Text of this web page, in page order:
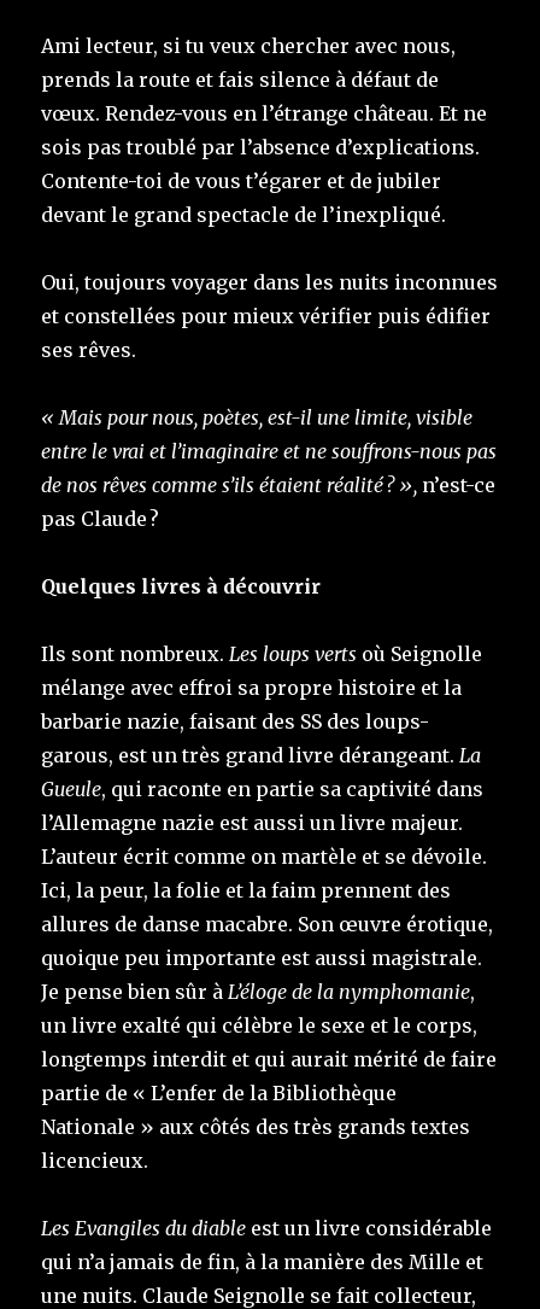
Ami lecteur, si tu veux chercher avec nous,
prends la route et fais silence à défaut de
vœux. Rendez-vous en l’étrange château. Et ne
sois pas troublé par l’absence d’explications.
Contente-toi de vous t’égarer et de jubiler
devant le grand spectacle de l’inexpliqué.
Oui, toujours voyager dans les nuits inconnues
et constellées pour mieux vérifier puis édifier
ses rêves.
« Mais pour nous, poètes, est-il une limite, visible
entre le vrai et l’imaginaire et ne souffrons-nous pas
de nos rêves comme s’ils étaient réalité ? », n’est-ce
pas Claude ?
Quelques livres à découvrir
Ils sont nombreux. Les loups verts où Seignolle
mélange avec effroi sa propre histoire et la
barbarie nazie, faisant des SS des loups-
garous, est un très grand livre dérangeant. La
Gueule, qui raconte en partie sa captivité dans
l’Allemagne nazie est aussi un livre majeur.
L’auteur écrit comme on martèle et se dévoile.
Ici, la peur, la folie et la faim prennent des
allures de danse macabre. Son œuvre érotique,
quoique peu importante est aussi magistrale.
Je pense bien sûr à L’éloge de la nymphomanie,
un livre exalté qui célèbre le sexe et le corps,
longtemps interdit et qui aurait mérité de faire
partie de « L’enfer de la Bibliothèque
Nationale » aux côtés des très grands textes
licencieux.
Les Evangiles du diable est un livre considérable
qui n’a jamais de fin, à la manière des Mille et
une nuits. Claude Seignolle se fait collecteur,